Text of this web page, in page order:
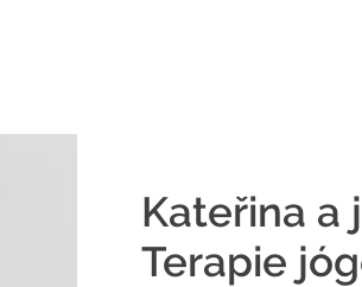
Kateřina a
Terapie